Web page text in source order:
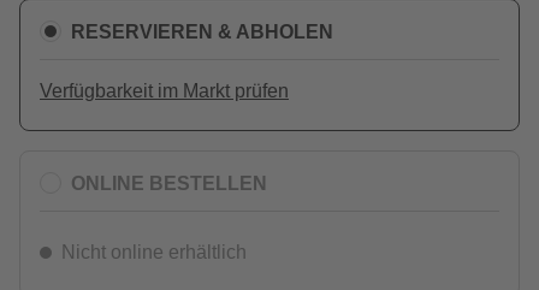
RESERVIEREN & ABHOLEN
Verfügbarkeit im Markt prüfen
ONLINE BESTELLEN
Nicht online erhältlich